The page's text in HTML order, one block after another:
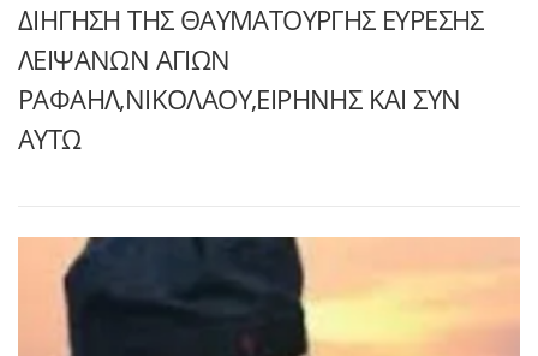
ΔΙΗΓΗΣΗ ΤΗΣ ΘΑΥΜΑΤΟΥΡΓΗΣ ΕΥΡΕΣΗΣ
ΛΕΙΨΑΝΩΝ ΑΓΙΩΝ
ΡΑΦΑΗΛ,ΝΙΚΟΛΑΟΥ,ΕΙΡΗΝΗΣ ΚΑΙ ΣΥΝ
ΑΥΤΩ